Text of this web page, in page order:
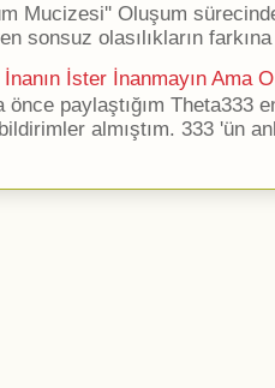
Mucizesi'' Oluşum
sonsuz olasılıkların
İster İnanmayın Ama
önce paylaştığım Theta333
almıştım. 333 'ün